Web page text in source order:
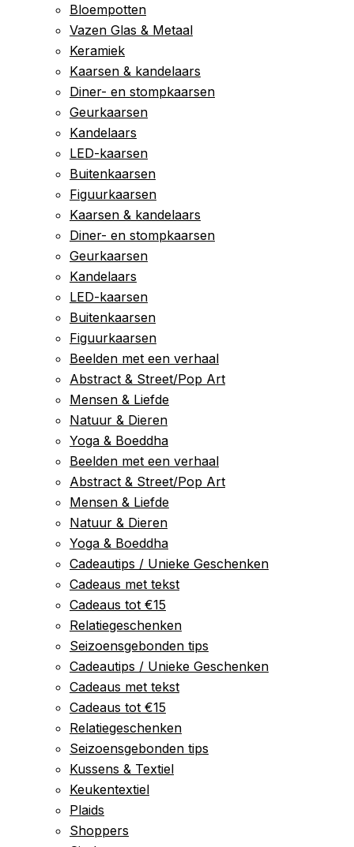
Bloempotten
Vazen Glas & Metaal
Keramiek
Kaarsen & kandelaars
Diner- en stompkaarsen
Geurkaarsen
Kandelaars
LED-kaarsen
Buitenkaarsen
Figuurkaarsen
Kaarsen & kandelaars
Diner- en stompkaarsen
Geurkaarsen
Kandelaars
LED-kaarsen
Buitenkaarsen
Figuurkaarsen
Beelden met een verhaal
Abstract & Street/Pop Art
Mensen & Liefde
Natuur & Dieren
Yoga & Boeddha
Beelden met een verhaal
Abstract & Street/Pop Art
Mensen & Liefde
Natuur & Dieren
Yoga & Boeddha
Cadeautips / Unieke Geschenken
Cadeaus met tekst
Cadeaus tot €15
Relatiegeschenken
Seizoensgebonden tips
Cadeautips / Unieke Geschenken
Cadeaus met tekst
Cadeaus tot €15
Relatiegeschenken
Seizoensgebonden tips
Kussens & Textiel
Keukentextiel
Plaids
Shoppers